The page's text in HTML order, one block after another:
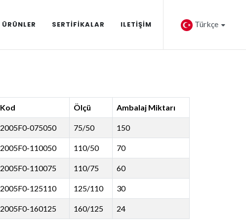
Türkçe
ÜRÜNLER SERTIFIKALAR ILETIŞIM
Kod Ölçü Ambalaj Miktarı
2005F0-075050 75/50 150
2005F0-110050 110/50 70
2005F0-110075 110/75 60
2005F0-125110 125/110 30
2005F0-160125 160/125 24